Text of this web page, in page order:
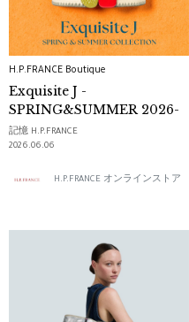
H.P.FRANCE Boutique
Exquisite J -
SPRING&SUMMER 2026-
記憶 H.P.FRANCE
2026.06.06
H.P.FRANCE オンラインストア